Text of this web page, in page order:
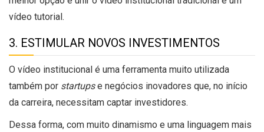
vídeo tutorial.
3. ESTIMULAR NOVOS INVESTIMENTOS
O vídeo institucional é uma ferramenta muito utilizada
também por startupse negócios inovadores que, no início
da carreira, necessitam captar investidores.
Dessa forma, com muito dinamismo e uma linguagem mais